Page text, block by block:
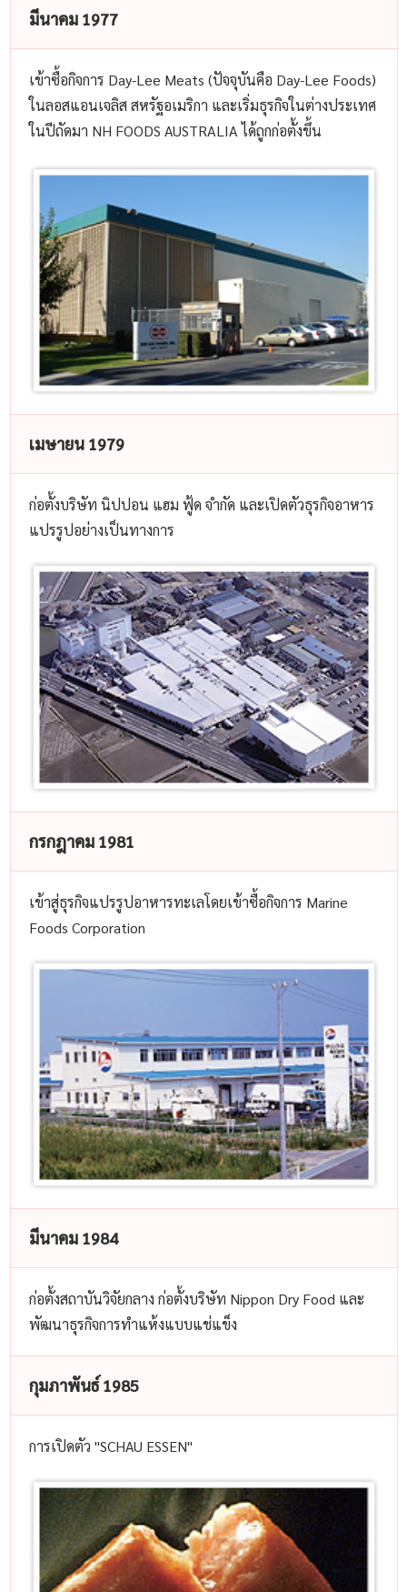
มีนาคม 1977
เข้าซื้อกิจการ Day-Lee Meats (ปัจจุบันคือ Day-Lee Foods)
ในลอสแอนเจลิส สหรัฐอเมริกา และเริ่มธุรกิจในต่างประเทศ
ในปีถัดมา NH FOODS AUSTRALIA ได้ถูกก่อตั้งขึ้น
เมษายน 1979
ก่อตั้งบริษัท นิปปอน แฮม ฟู้ด จำกัด และเปิดตัวธุรกิจอาหาร
แปรรูปอย่างเป็นทางการ
กรกฎาคม 1981
เข้าสู่ธุรกิจแปรรูปอาหารทะเลโดยเข้าซื้อกิจการ Marine
Foods Corporation
มีนาคม 1984
ก่อตั้งสถาบันวิจัยกลาง ก่อตั้งบริษัท Nippon Dry Food และ
พัฒนาธุรกิจการทำแห้งแบบแช่แข็ง
กุมภาพันธ์ 1985
การเปิดตัว "SCHAU ESSEN"